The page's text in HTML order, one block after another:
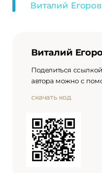
Виталий Егоров
Виталий
Поделиться
автора можно с
скачать код